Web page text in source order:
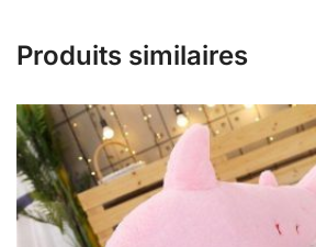
Produits similaires